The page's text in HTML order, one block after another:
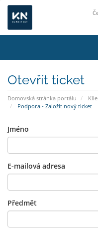
Otevřít ticket
Domovská stránka portálu
Podpora - Založit nový ticket
Jméno
E-mailová adresa
Předmět